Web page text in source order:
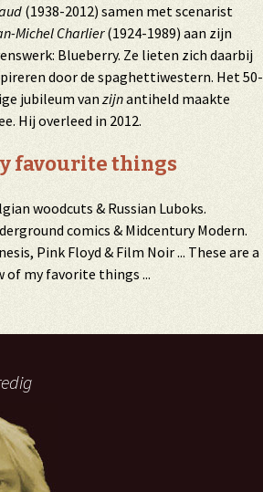
(1938-2012) samen met scenarist
Michel Charlier(1924-1989) aan zijn
Blueberry. Ze lieten zich daarbij
door de spaghettiwestern. Het 50-
jubileum vanzijnantiheld maakte
Hij overleed in 2012.
favourite things
woodcuts & Russian Luboks.
comics & Midcentury Modern.
Pink Floyd & Film Noir ... These are a
of my favorite things ...